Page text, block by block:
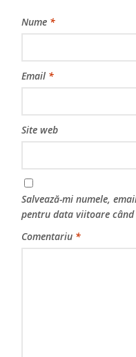
Nume *
Email *
Site web
Salvează-mi numele,
pentru data viitoare când
Comentariu *